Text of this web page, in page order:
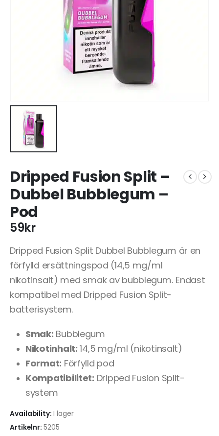
Dripped Fusion Split –
Dubbel Bubblegum –
Pod
59kr
Dripped Fusion Split Dubbel Bubblegum är en
förfylld ersättningspod (14,5 mg/ml
nikotinsalt) med smak av bubblegum. Endast
kompatibel med Dripped Fusion Split-
batterisystem.
Smak: Bubblegum
Nikotinhalt: 14,5 mg/ml (nikotinsalt)
Format: Förfylld pod
Kompatibilitet: Dripped Fusion Split-
system
Availability: I lager
Artikelnr: 5205